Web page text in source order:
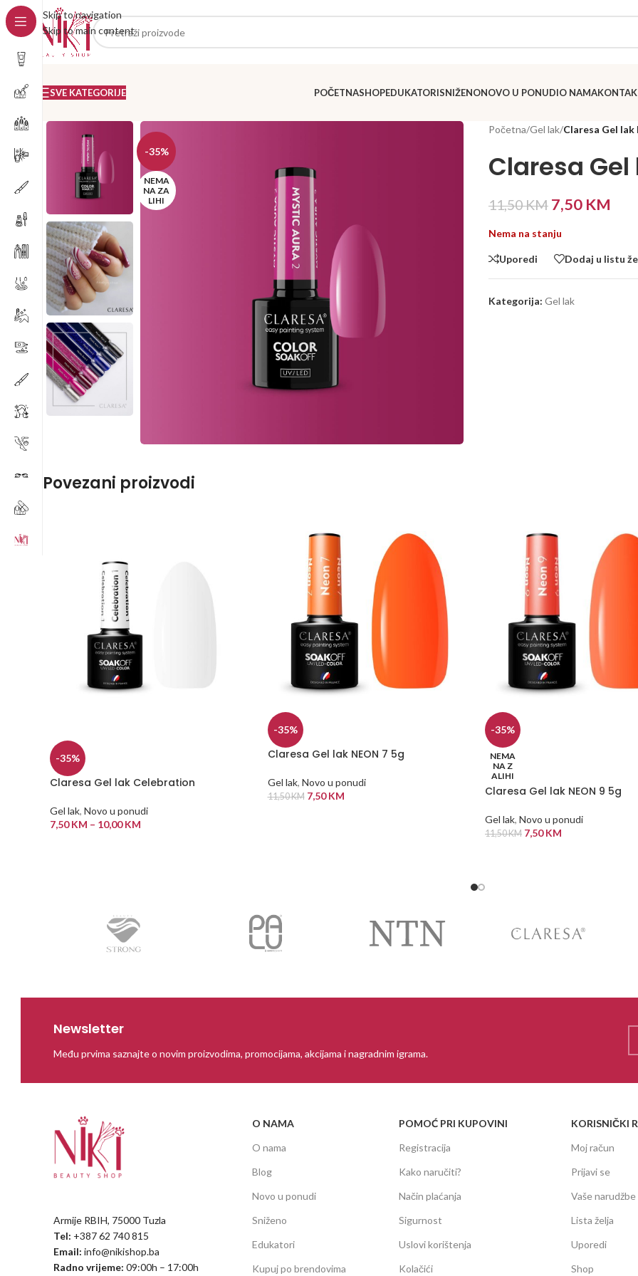
Skip to navigation
Skip to main content
SVE KATEGORIJE POČETNASHOPEDUKATORISNIŽENONOVO U PONUDIO NAMA
-35%
NEMA
NA ZA
LIHI
Početna/Gel lak/Claresa Gel lak
Claresa
11,50KM 7,50 KM
Nema na stanju
Uporedi Dodaj u listu
Kategorija: Gel lak
Povezani proizvodi
-35%
Claresa Gel lak Celebration
Gel lak, Novo u ponudi
7,50KM – 10,00KM
-35%
Claresa Gel lak NEON 7 5g
Gel lak, Novo u ponudi
11,50KM 7,50KM
-35%
NEMA
NA Z
ALIHI
Claresa Gel lak NEON 9 5g
Gel lak, Novo u ponudi
11,50KM 7,50KM
Newsletter
Među prvima saznajte o novim proizvodima, promocijama, akcijama i nagradnim igrama.
Armije RBIH, 75000 Tuzla
Tel: +387 62 740 815
Email: info@nikishop.ba
Radno vrijeme: 09:00h – 17:00h
O NAMA
O nama
Blog
Novo u ponudi
Sniženo
Edukatori
Kupuj po brendovima
POMOĆ PRI KUPOVINI
Registracija
Kako naručiti?
Način plaćanja
Sigurnost
Uslovi korištenja
Kolačići
KORISNIČKI
Moj račun
Prijavi se
Vaše narudžbe
Lista želja
Uporedi
Shop